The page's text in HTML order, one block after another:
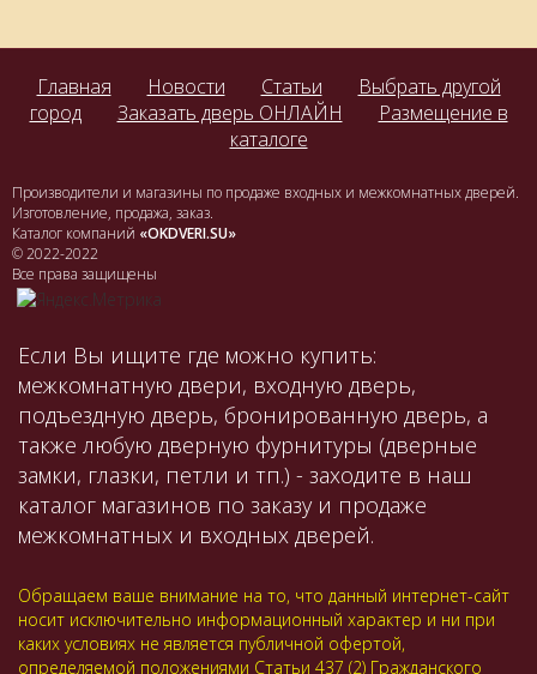
Главная Новости Статьи
Выбрать другой
город
Заказать дверь ОНЛАЙН
Размещение в
каталоге
Производители и магазины по продаже входных и межкомнатных дверей.
Изготовление, продажа, заказ.
Каталог компаний «OKDVERI.SU»
© 2022-2022
Все права защищены
Если Вы ищите где можно купить:
межкомнатную двери, входную дверь,
подъездную дверь, бронированную дверь, а
также любую дверную фурнитуры (дверные
замки, глазки, петли и тп.) - заходите в наш
каталог магазинов по заказу и продаже
межкомнатных и входных дверей.
Обращаем ваше внимание на то, что данный интернет-сайт
носит исключительно информационный характер и ни при
каких условиях не является публичной офертой,
определяемой положениями Статьи 437 (2) Гражданского